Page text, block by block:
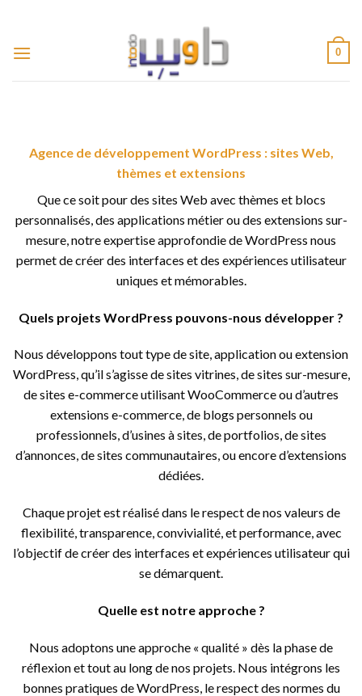
contenu
0
Agence de développement WordPress : sites Web,
thèmes et extensions
Que ce soit pour des sites Web avec thèmes et blocs
personnalisés, des applications métier ou des extensions sur-
mesure, notre expertise approfondie de WordPress nous
permet de créer des interfaces et des expériences utilisateur
uniques et mémorables.
Quels projets WordPress pouvons-nous développer ?
Nous développons tout type de site, application ou extension
WordPress, qu’il s’agisse de sites vitrines, de sites sur-mesure,
de sites e-commerce utilisant WooCommerce ou d’autres
extensions e-commerce, de blogs personnels ou
professionnels, d’usines à sites, de portfolios, de sites
d’annonces, de sites communautaires, ou encore d’extensions
dédiées.
Chaque projet est réalisé dans le respect de nos valeurs de
flexibilité, transparence, convivialité, et performance, avec
l’objectif de créer des interfaces et expériences utilisateur qui
se démarquent.
Quelle est notre approche ?
Nous adoptons une approche « qualité » dès la phase de
réflexion et tout au long de nos projets. Nous intégrons les
bonnes pratiques de WordPress, le respect des normes du